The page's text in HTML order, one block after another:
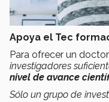
Apoya el Tec
Para ofrecer un
investigadores
nivel de avance
Sólo un grupo de